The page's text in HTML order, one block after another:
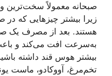
صبحانه معمولاً سخت‌ترین
زیرا بیشتر چیز‌هایی که در
هستند. بعد از مصرف یک
به‌سرعت افت می‌کند و
بیشتر هوس قند داشته
تخم‌مرغ، آووکادو، ماست